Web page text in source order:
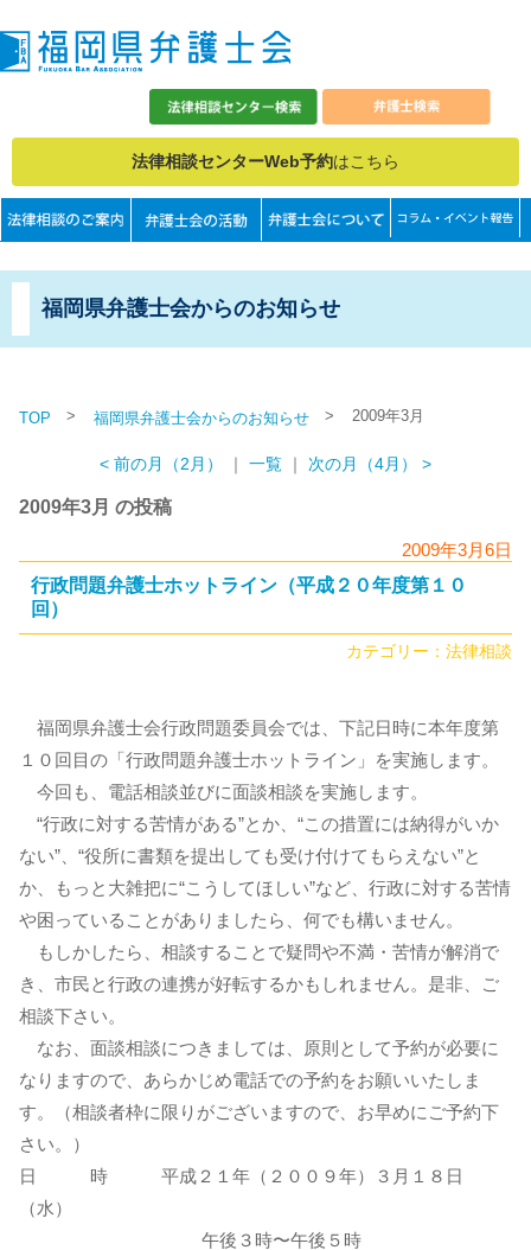
法律相談センターWeb予約はこちら
福岡県弁護士会からのお知らせ
TOP > 福岡県弁護士会からのお知らせ > 2009年3月
< 前の月（2月） ｜ 一覧 ｜ 次の月（4月） >
2009年3月 の投稿
2009年3月6日
行政問題弁護士ホットライン（平成２０年度第１０
回）
カテゴリー： 法律相談
福岡県弁護士会行政問題委員会では、下記日時に本年度第
１０回目の「行政問題弁護士ホットライン」を実施します。
今回も、電話相談並びに面談相談を実施します。
“行政に対する苦情がある”とか、“この措置には納得がいか
ない”、“役所に書類を提出しても受け付けてもらえない”と
か、もっと大雑把に“こうしてほしい”など、行政に対する苦情
や困っていることがありましたら、何でも構いません。
もしかしたら、相談することで疑問や不満・苦情が解消で
き、市民と行政の連携が好転するかもしれません。是非、ご
相談下さい。
なお、面談相談につきましては、原則として予約が必要に
なりますので、あらかじめ電話での予約をお願いいたしま
す。（相談者枠に限りがございますので、お早めにご予約下
さい。）
日 時 平成２１年（２００９年）３月１８日
（水）
午後３時〜午後５時